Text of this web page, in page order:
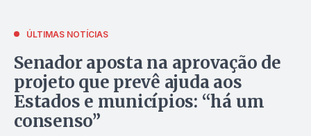
ÚLTIMAS NOTÍCIAS
Senador aposta na aprovação de
projeto que prevê ajuda aos
Estados e municípios: “há um
consenso”